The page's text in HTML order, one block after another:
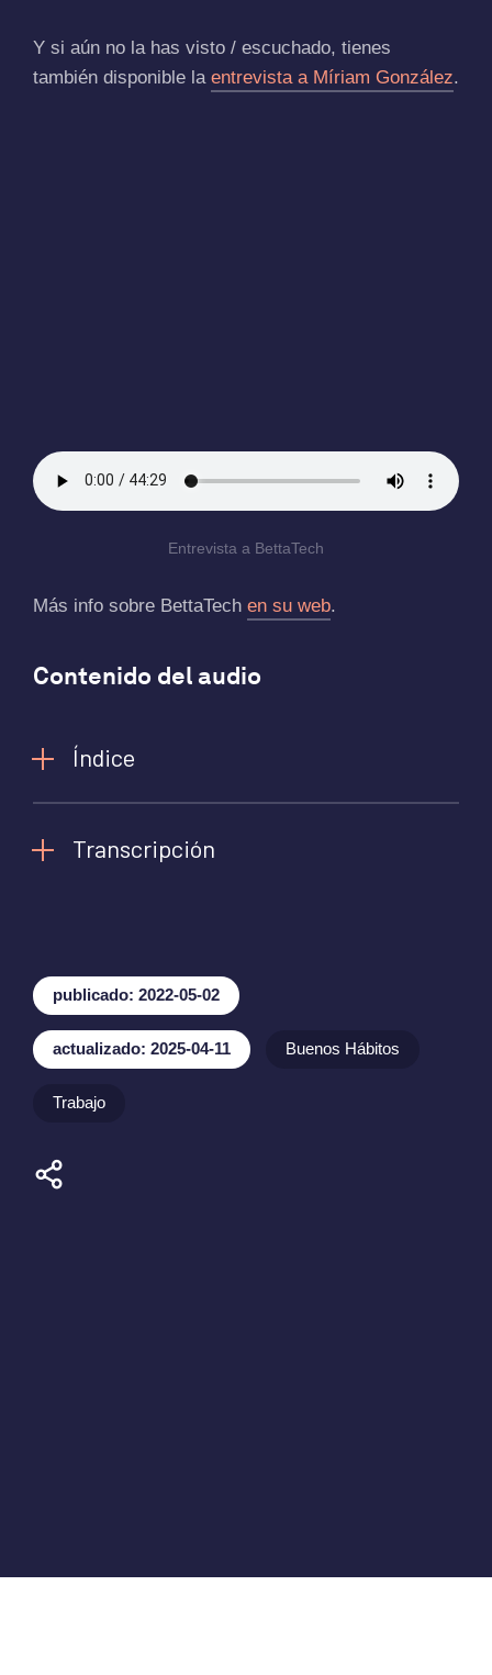
Y si aún no la has visto / escuchado, tienes
también disponible la entrevista a Míriam González.
Entrevista a BettaTech
Más info sobre BettaTech en su web.
Contenido del audio
Índice
Transcripción
publicado: 2022-05-02
actualizado: 2025-04-11 Buenos Hábitos
Trabajo